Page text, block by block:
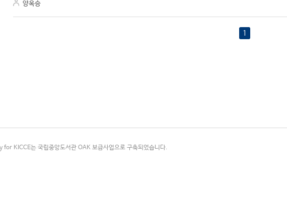
양옥승
1
for KICCE는 국립중앙도서관 OAK 보급사업으로 구축되었습니다.